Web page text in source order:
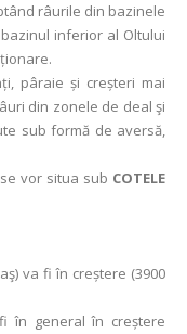
râurile din bazinele
bazinul inferior al Oltului
pâraie și creșteri mai
din zonele de deal şi
sub formă de aversă,
vor situa sub COTELE
va fi în creștere (3900
în general în creștere